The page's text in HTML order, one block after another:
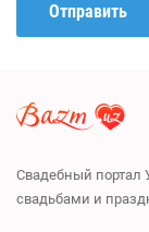
Отправить
Свадебный портал
свадьбами и